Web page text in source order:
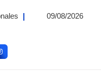
09/08/2026